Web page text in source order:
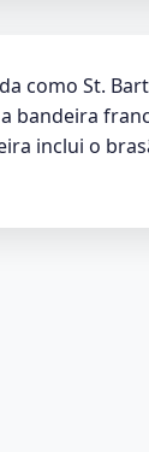
como St.
bandeira
inclui o